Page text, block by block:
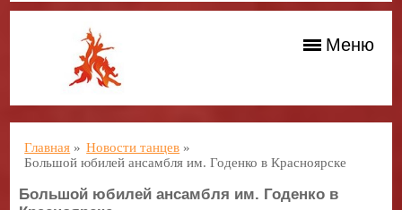
Меню
Главная » Новости танцев »
Большой юбилей ансамбля им. Годенко в Красноярске
Большой юбилей ансамбля им. Годенко в